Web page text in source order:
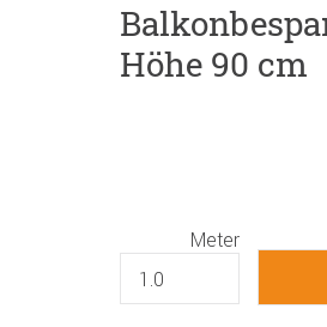
Höhe 90 cm
Meter